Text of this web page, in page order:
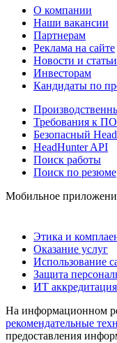
О компании
Наши вакансии
Партнерам
Реклама на сайте
Новости и статьи
Инвесторам
Кандидаты по
Требования к ПО
Безопасный
HeadHunter API
Поиск работы
Поиск по резюме
Мобильное
Этика и
Оказание услуг
Использование
Защита
ИТ аккредитация
На информационном
рекомендательные
предоставления